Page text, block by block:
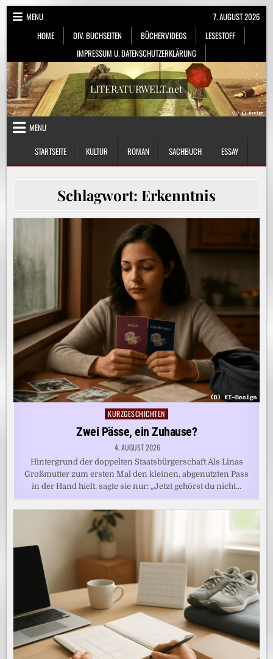
Skip
MENU
HOME
DIV. BUCHSEITEN BÜCHERVIDEOS
LESESTOFF
IMPRESSUM U. DATENSCHUTZERKLÄRUNG
7. AUGUST 2026
LITERATURWELT.net
MENU
STARTSEITE
KULTUR ROMAN SACHBUCH ESSAY
Schlagwort: Erkenntnis
Posted
in
KURZGESCHICHTEN
Zwei Pässe, ein Zuhause?
4. AUGUST 2026
Hintergrund der doppelten Staatsbürgerschaft Als Linas
Großmutter zum ersten Mal den kleinen, abgenutzten Pass
in der Hand hielt, sagte sie nur: „Jetzt gehörst du nicht…